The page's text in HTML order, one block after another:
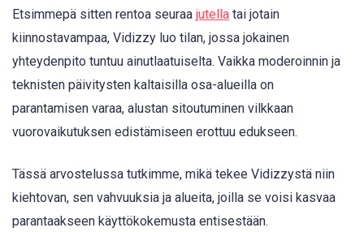
Etsimmepä sitten rentoa seuraa jutella tai jotain
kiinnostavampaa, Vidizzy luo tilan, jossa jokainen
yhteydenpito tuntuu ainutlaatuiselta. Vaikka moderoinnin ja
teknisten päivitysten kaltaisilla osa-alueilla on
parantamisen varaa, alustan sitoutuminen vilkkaan
vuorovaikutuksen edistämiseen erottuu edukseen.
Tässä arvostelussa tutkimme, mikä tekee Vidizzystä niin
kiehtovan, sen vahvuuksia ja alueita, joilla se voisi kasvaa
parantaakseen käyttökokemusta entisestään.